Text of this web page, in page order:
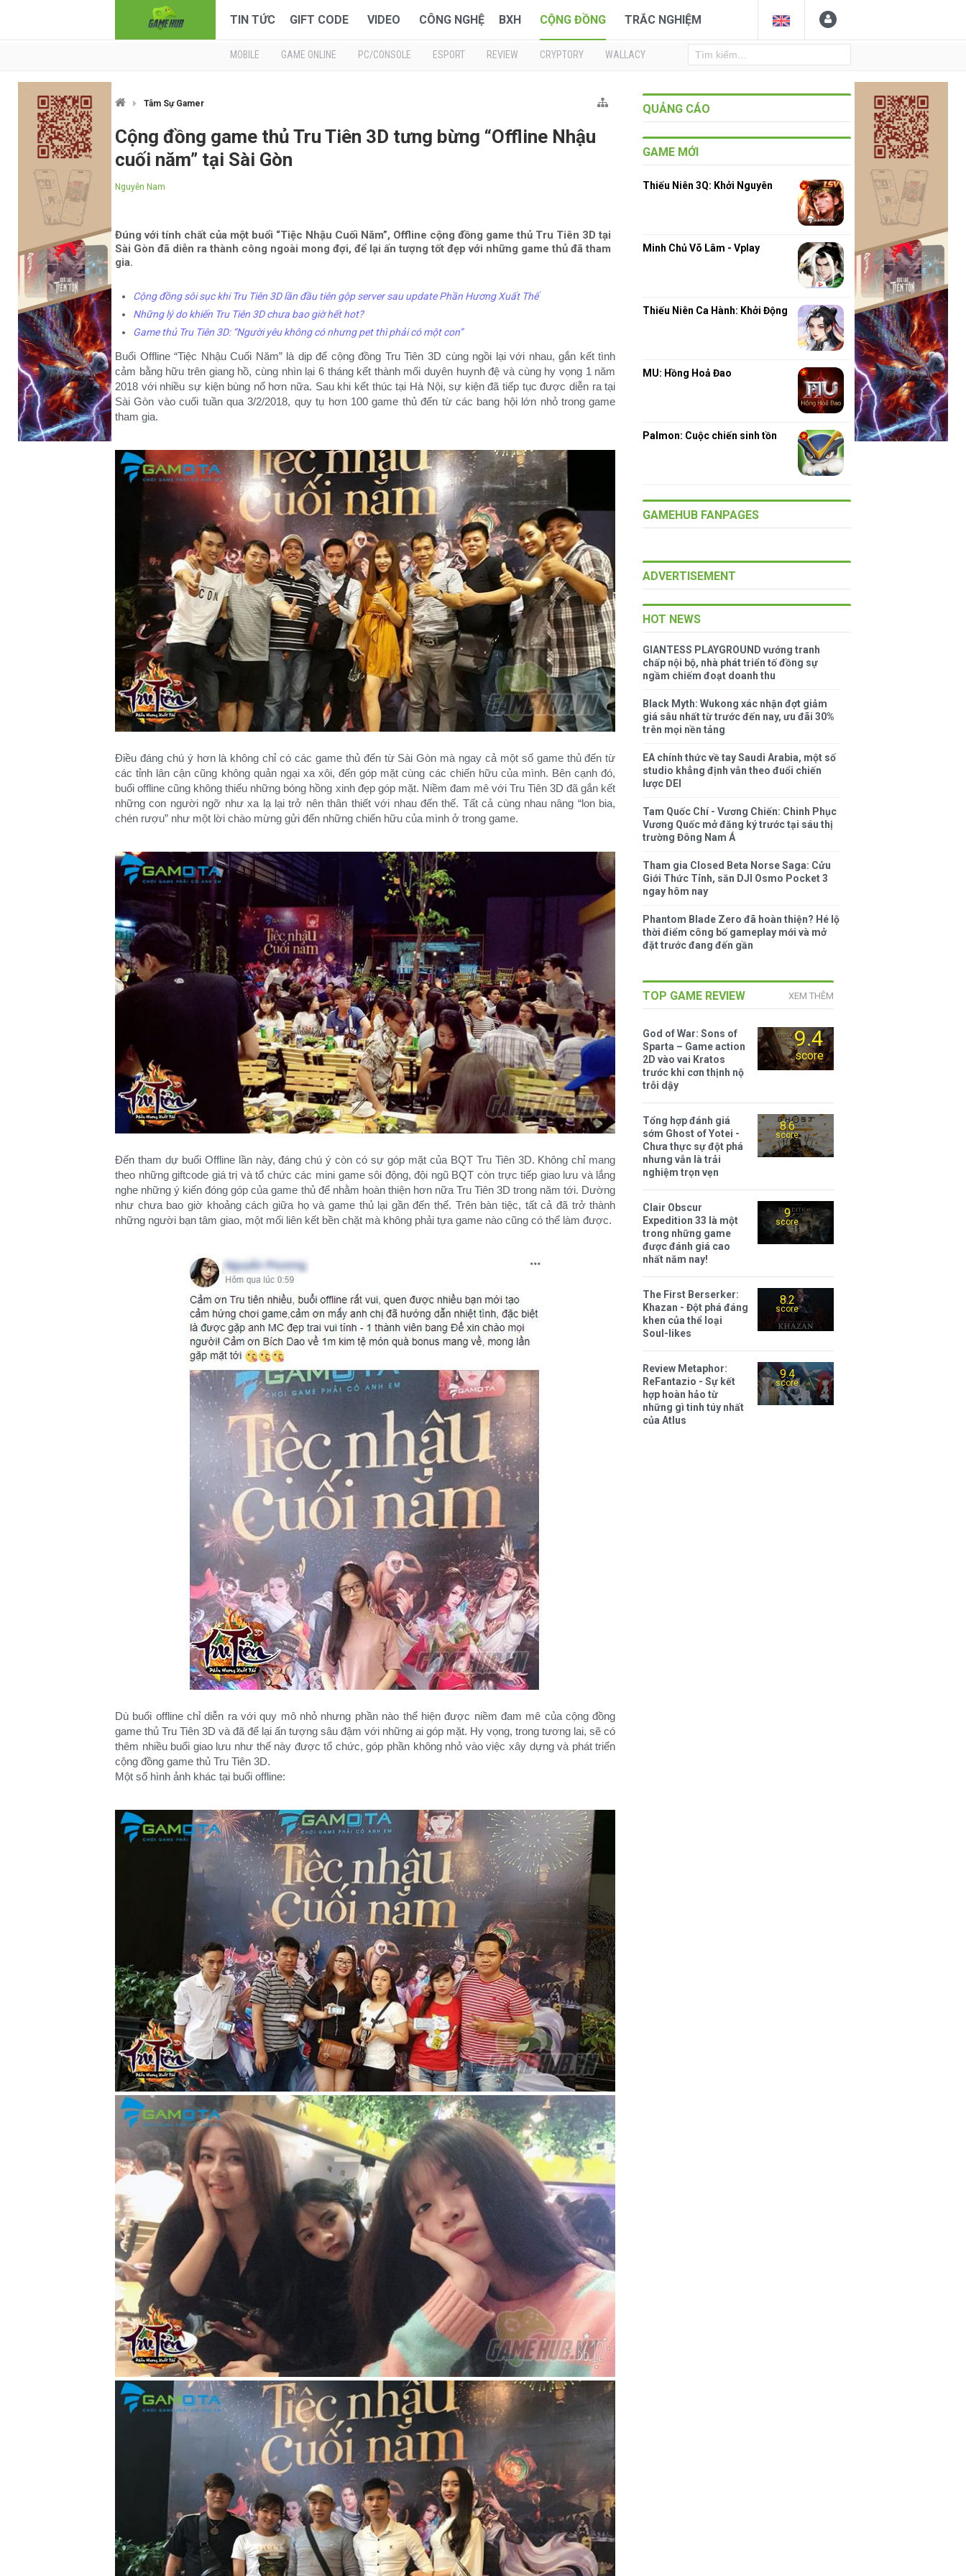
TIN TỨC GIFT CODE VIDEO CÔNG NGHỆ BXH CỘNG ĐỒNG TRẮC NGHIỆM
MOBILE GAME ONLINE PC/CONSOLE ESPORT REVIEW CRYPTORY WALLACY
Tâm Sự Gamer
Cộng đồng game thủ Tru Tiên 3D tưng bừng “Offline Nhậu
cuối năm” tại Sài Gòn
Nguyễn Nam
Đúng với tính chất của một buổi “Tiệc Nhậu Cuối Năm”, Offline cộng đồng game thủ Tru Tiên 3D tại
Sài Gòn đã diễn ra thành công ngoài mong đợi, để lại ấn tượng tốt đẹp với những game thủ đã tham
gia.
Cộng đồng sôi sục khi Tru Tiên 3D lần đầu tiên gộp server sau update Phần Hương Xuất Thế
Những lý do khiến Tru Tiên 3D chưa bao giờ hết hot?
Game thủ Tru Tiên 3D: “Người yêu không có nhưng pet thì phải có một con”
Buổi Offline “Tiệc Nhậu Cuối Năm” là dịp để cộng đồng Tru Tiên 3D cùng ngồi lại với nhau, gắn kết tình
cảm bằng hữu trên giang hồ, cùng nhìn lại 6 tháng kết thành mối duyên huynh đệ và cùng hy vọng 1 năm
2018 với nhiều sự kiện bùng nổ hơn nữa. Sau khi kết thúc tại Hà Nội, sự kiện đã tiếp tục được diễn ra tại
Sài Gòn vào cuối tuần qua 3/2/2018, quy tụ hơn 100 game thủ đến từ các bang hội lớn nhỏ trong game
tham gia.
Điều đáng chú ý hơn là không chỉ có các game thủ đến từ Sài Gòn mà ngay cả một số game thủ đến từ
các tỉnh lân cận cũng không quản ngại xa xôi, đến góp mặt cùng các chiến hữu của mình. Bên cạnh đó,
buổi offline cũng không thiếu những bóng hồng xinh đẹp góp mặt. Niềm đam mê với Tru Tiên 3D đã gắn kết
những con người ngỡ như xa lạ lại trở nên thân thiết với nhau đến thế. Tất cả cùng nhau nâng “lon bia,
chén rượu” như một lời chào mừng gửi đến những chiến hữu của mình ở trong game.
Đến tham dự buổi Offline lần này, đáng chú ý còn có sự góp mặt của BQT Tru Tiên 3D. Không chỉ mang
theo những giftcode giá trị và tổ chức các mini game sôi động, đội ngũ BQT còn trực tiếp giao lưu và lắng
nghe những ý kiến đóng góp của game thủ để nhằm hoàn thiện hơn nữa Tru Tiên 3D trong năm tới. Dường
như chưa bao giờ khoảng cách giữa họ và game thủ lại gần đến thế. Trên bàn tiệc, tất cả đã trở thành
những người bạn tâm giao, một mối liên kết bền chặt mà không phải tựa game nào cũng có thể làm được.
Dù buổi offline chỉ diễn ra với quy mô nhỏ nhưng phần nào thể hiện được niềm đam mê của cộng đồng
game thủ Tru Tiên 3D và đã để lại ấn tượng sâu đậm với những ai góp mặt. Hy vọng, trong tương lai, sẽ có
thêm nhiều buổi giao lưu như thế này được tổ chức, góp phần không nhỏ vào việc xây dựng và phát triển
cộng đồng game thủ Tru Tiên 3D.
Một số hình ảnh khác tại buổi offline:
QUẢNG CÁO
GAME MỚI
Thiếu Niên 3Q: Khởi Nguyên
Minh Chủ Võ Lâm - Vplay
Thiếu Niên Ca Hành: Khởi Động
MU: Hồng Hoả Đao
Palmon: Cuộc chiến sinh tồn
GAMEHUB FANPAGES
ADVERTISEMENT
HOT NEWS
GIANTESS PLAYGROUND vướng tranh
chấp nội bộ, nhà phát triển tố đồng sự
ngầm chiếm đoạt doanh thu
Black Myth: Wukong xác nhận đợt giảm
giá sâu nhất từ trước đến nay, ưu đãi 30%
trên mọi nền tảng
EA chính thức về tay Saudi Arabia, một số
studio khẳng định vẫn theo đuổi chiến
lược DEI
Tam Quốc Chí - Vương Chiến: Chinh Phục
Vương Quốc mở đăng ký trước tại sáu thị
trường Đông Nam Á
Tham gia Closed Beta Norse Saga: Cửu
Giới Thức Tỉnh, săn DJI Osmo Pocket 3
ngay hôm nay
Phantom Blade Zero đã hoàn thiện? Hé lộ
thời điểm công bố gameplay mới và mở
đặt trước đang đến gần
TOP GAME REVIEW XEM THÊM
9.4
score
God of War: Sons of
Sparta – Game action
2D vào vai Kratos
trước khi cơn thịnh nộ
trỗi dậy
8.6
score
Tổng hợp đánh giá
sớm Ghost of Yotei -
Chưa thực sự đột phá
nhưng vẫn là trải
nghiệm trọn vẹn
9
score
Clair Obscur
Expedition 33 là một
trong những game
được đánh giá cao
nhất năm nay!
8.2
score
The First Berserker:
Khazan - Đột phá đáng
khen của thể loại
Soul-likes
9.4
score
Review Metaphor:
ReFantazio - Sự kết
hợp hoàn hảo từ
những gì tinh túy nhất
của Atlus